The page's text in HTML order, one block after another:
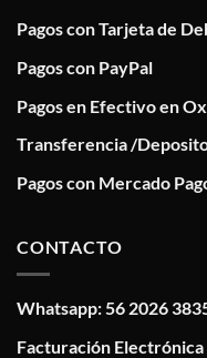
Pagos con Tarjeta de
Pagos con PayPal
Pagos en Efectivo en
Transferencia /
Pagos con Mercado
CONTACTO
Whatsapp: 56 2026
Facturación Electrónica